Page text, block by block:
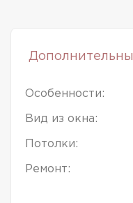
Особенности:
Вид из окна:
Потолки:
Ремонт: